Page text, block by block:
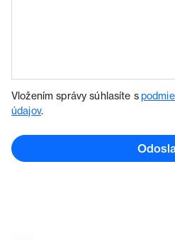
Vložením správy súhlasíte s
údajov.